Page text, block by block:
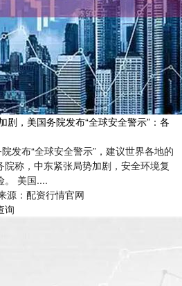
剧，美国务院发布“全球安全警示”：各
发布“全球安全警示”，建议世界各地的
称，中东紧张局势加剧，安全环境复
。 美国....
源：配资行情官网
询